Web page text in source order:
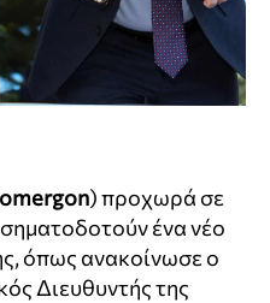
) προχωρά σε
ένα νέο
όπως ανακοίνωσε ο
Διευθυντής της